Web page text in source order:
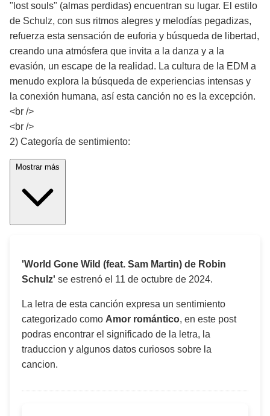
"lost souls" (almas perdidas) encuentran su lugar. El estilo
de Schulz, con sus ritmos alegres y melodías pegadizas,
refuerza esta sensación de euforia y búsqueda de libertad,
creando una atmósfera que invita a la danza y a la
evasión, un escape de la realidad. La cultura de la EDM a
menudo explora la búsqueda de experiencias intensas y
la conexión humana, así esta canción no es la excepción.
<br />
<br />
2) Categoría de sentimiento:
'World Gone Wild (feat. Sam Martin) de Robin
Schulz' se estrenó el 11 de octubre de 2024.
La letra de esta canción expresa un sentimiento
categorizado como Amor romántico, en este post
podras encontrar el significado de la letra, la
traduccion y algunos datos curiosos sobre la
cancion.